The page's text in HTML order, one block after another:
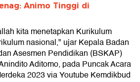
Animo Tinggi di
kita menetapkan Kurikulum
nasional," ujar Kepala Badan
Asesmen Pendidikan (BSKAP)
Aditomo, pada Puncak Acara
2023 via Youtube Kemdikbud